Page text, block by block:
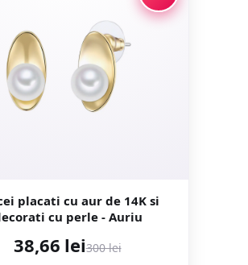
placati cu aur de 14K si
cu perle - Auriu
38,66 lei300 lei